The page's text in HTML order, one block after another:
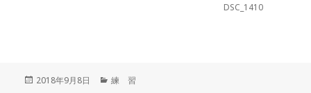
DSC_1410
投
2018年9月8日
カ
練 習